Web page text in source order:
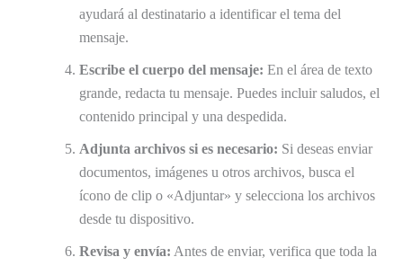
ayudará al destinatario a identificar el tema del
mensaje.
Escribe el cuerpo del mensaje: En el área de texto
grande, redacta tu mensaje. Puedes incluir saludos, el
contenido principal y una despedida.
Adjunta archivos si es necesario: Si deseas enviar
documentos, imágenes u otros archivos, busca el
ícono de clip o «Adjuntar» y selecciona los archivos
desde tu dispositivo.
Revisa y envía: Antes de enviar, verifica que toda la